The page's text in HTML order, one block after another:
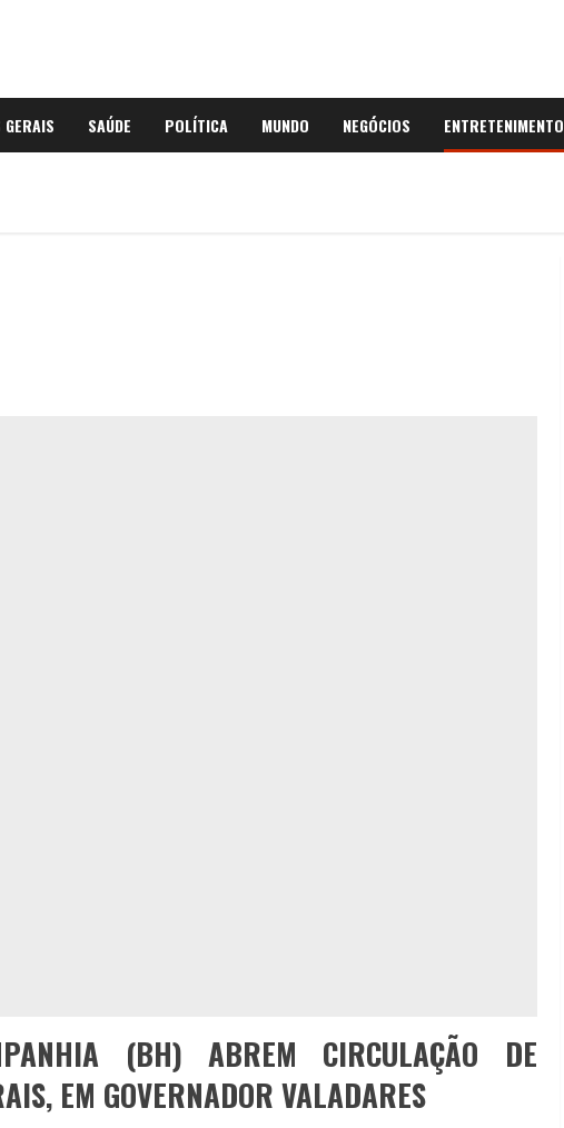
SAÚDE POLÍTICA MUNDO NEGÓCIOS ENTRETENIMENTO
(BH) ABREM CIRCULAÇÃO DE
EM GOVERNADOR VALADARES